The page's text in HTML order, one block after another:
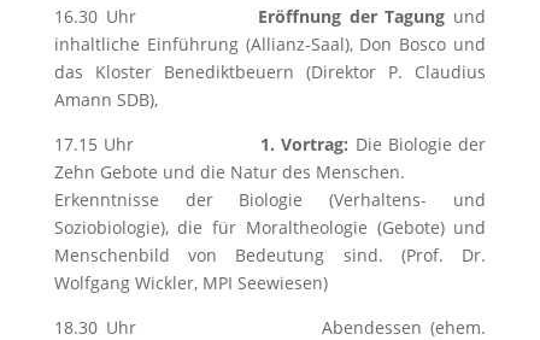
16.30 Uhr Eröffnung der Tagung und
inhaltliche Einführung (Allianz-Saal), Don Bosco und
das Kloster Benediktbeuern (Direktor P. Claudius
Amann SDB),
17.15 Uhr 1. Vortrag: Die Biologie der
Zehn Gebote und die Natur des Menschen.
Erkenntnisse der Biologie (Verhaltens- und
Soziobiologie), die für Moraltheologie (Gebote) und
Menschenbild von Bedeutung sind. (Prof. Dr.
Wolfgang Wickler, MPI Seewiesen)
18.30 Uhr Abendessen (ehem.